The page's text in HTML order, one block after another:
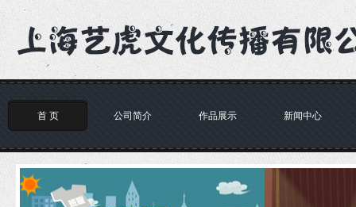
首 页 公司简介 作品展示 新闻中心